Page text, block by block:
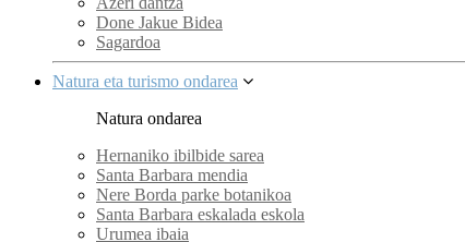
Done Jakue Bidea
Sagardoa
Natura eta turismo ondarea
Natura ondarea
Hernaniko ibilbide sarea
Santa Barbara mendia
Nere Borda parke botanikoa
Santa Barbara eskalada eskola
Urumea ibaia